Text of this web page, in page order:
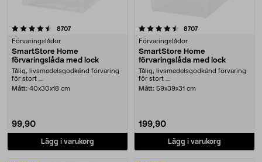
8707recensioner
Förvaringslådor
SmartStore Home
förvaringslåda med lock
Tålig, livsmedelsgodkänd förvaring
för stort ....
Mått: 40x30x18 cm
99,90
Lägg i varukorg
4.5 av 5 stjärnor 8707recensioner
Förvaringslådor
SmartStore Home
förvaringslåda med lock
Tålig, livsmedelsgodkänd förvaring
för stort ....
Mått: 59x39x31 cm
199,90
Lägg i varukorg